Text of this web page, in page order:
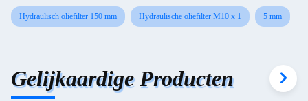
Hydraulisch oliefilter 150 mm Hydraulische oliefilter M10 x 1 5 mm
Gelijkaardige Producten